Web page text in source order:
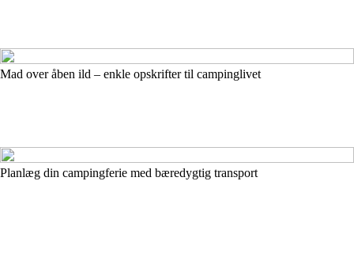
Mad over åben ild – enkle opskrifter til campinglivet
Planlæg din campingferie med bæredygtig transport